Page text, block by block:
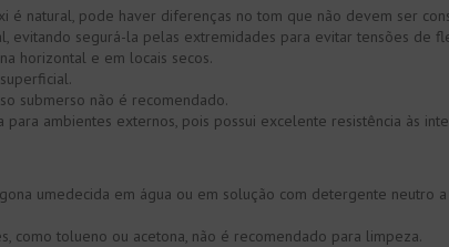
é natural, pode haver diferenças no tom que não devem ser
evitando segurá-la pelas extremidades para evitar tensões de
horizontal e em locais secos.
submerso não é recomendado.
para ambientes externos, pois possui excelente resistência às
umedecida em água ou em solução com detergente neutro
como tolueno ou acetona, não é recomendado para limpeza.